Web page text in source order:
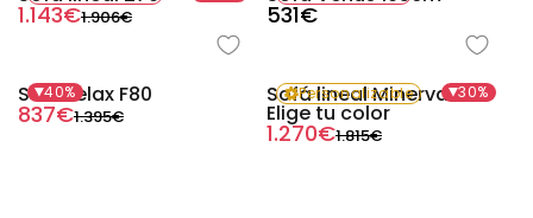
Precio1.906€
Precio
1.143€ Precio
531€
40%
Sofá relax F80
Precio1.395€
Precio
837€
Personalizable 30%
Sofá lineal Minerva -
Elige tu color
Precio1.815€
Precio
1.270€